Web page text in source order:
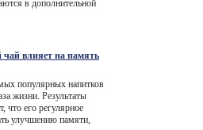
в дополнительной
влияет на память
популярных напитков
жизни. Результаты
что его регулярное
улучшению памяти,